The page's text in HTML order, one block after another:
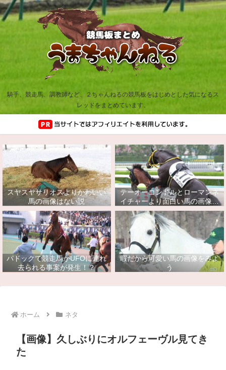
騎手、競走馬、調教師など、２ちゃんねるの競馬板をはじめとした気になるス
レッドをまとめています。
スヤスヤサリオスよりかわいい
馬の画像はない説
テーオーコンドルとローマンネ
イチャーより面白い馬の画像っ
てあるの？
パドックで競走馬がUFOに連れ
去られる事案が発生！？
暇だから可愛い馬の画像をみよ
う
ホーム ネタ
【画像】久しぶりにオルフェーヴル見てき
た